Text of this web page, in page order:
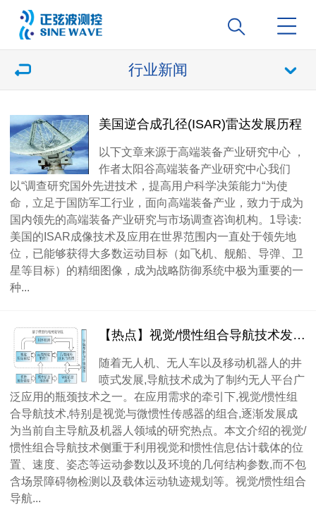
行业新闻
美国逆合成孔径(ISAR)雷达发展历程
以下文章来源于高端装备产业研究中心 ，
作者太阳谷高端装备产业研究中心我们
以“调查研究国外先进技术，提高用户科学决策能力“为使
命，立足于国防军工行业，面向高端装备产业，致力于成为
国内领先的高端装备产业研究与市场调查咨询机构。1导读:
美国的ISAR成像技术及应用在世界范围内一直处于领先地
位，已能够获得大多数运动目标（如飞机、舰船、导弹、卫
星等目标）的精细图像，成为战略防御系统中极为重要的一
种...
【热点】视觉/惯性组合导航技术发展综述
随着无人机、无人车以及移动机器人的井
喷式发展,导航技术成为了制约无人平台广
泛应用的瓶颈技术之一。在应用需求的牵引下,视觉/惯性组
合导航技术,特别是视觉与微惯性传感器的组合,逐渐发展成
为当前自主导航及机器人领域的研究热点。本文介绍的视觉/
惯性组合导航技术侧重于利用视觉和惯性信息估计载体的位
置、速度、姿态等运动参数以及环境的几何结构参数,而不包
含场景障碍物检测以及载体运动轨迹规划等。视觉/惯性组合
导航...